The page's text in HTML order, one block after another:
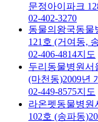
문정아이파크
02-402-3270
동물의왕국동물
121호 (거여동,
02-406-4814지도
두리동물병원서
(마천동)2009년
02-449-8575지도
라온펫동물병원
102호 (송파동)